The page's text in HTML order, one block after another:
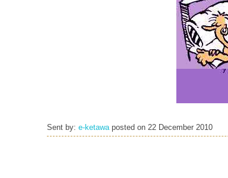
Sent by: e-ketawaposted on 22 December 2010